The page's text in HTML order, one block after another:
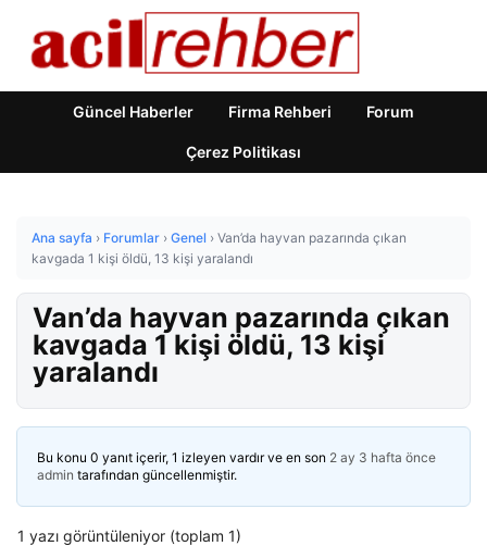
Güncel Haberler Firma Rehberi Forum
Çerez Politikası
Ana sayfa › Forumlar › Genel › Van’da hayvan pazarında çıkan
kavgada 1 kişi öldü, 13 kişi yaralandı
Van’da hayvan pazarında çıkan
kavgada 1 kişi öldü, 13 kişi
yaralandı
Bu konu 0 yanıt içerir, 1 izleyen vardır ve en son 2 ay 3 hafta önce
admin tarafından güncellenmiştir.
1 yazı görüntüleniyor (toplam 1)